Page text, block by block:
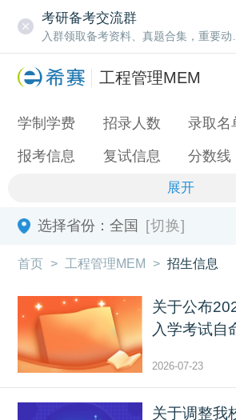
考研备考交流群
工程管理MEM
学制学费 招录人数 录取名
报考信息 复试信息 分数线
展开
选择省份： 全国 [切换]
首页 > 工程管理MEM > 招生信息
关于公布
入学考试自
2026-07-23
关于调整我